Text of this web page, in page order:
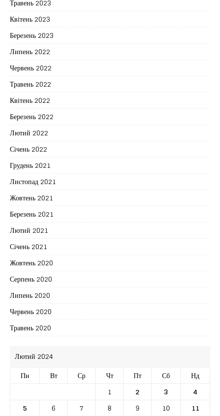
Травень 2023
Квітень 2023
Березень 2023
Липень 2022
Червень 2022
Травень 2022
Квітень 2022
Березень 2022
Лютий 2022
Січень 2022
Грудень 2021
Листопад 2021
Жовтень 2021
Березень 2021
Лютий 2021
Січень 2021
Жовтень 2020
Серпень 2020
Липень 2020
Червень 2020
Травень 2020
Лютий 2024
Пн
Вт Ср Чт Пт Сб
Нд
1
2 3
4
5
6 7 8 9 10 11